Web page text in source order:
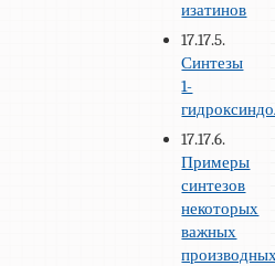
изатинов
17.17.5.
Синтезы
1-
17.17.6.
Примеры
синтезов
некоторых
важных